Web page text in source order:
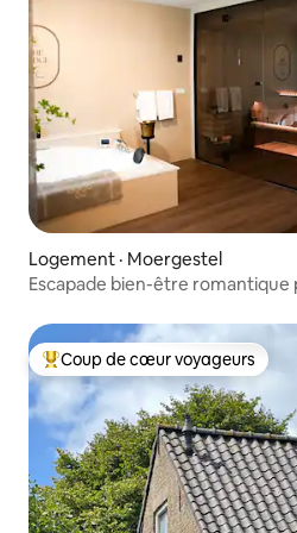
Logement · Moergestel
Escapade bien-être romantique
Coup de cœur voyageurs parmi
Coup de cœur voyageurs